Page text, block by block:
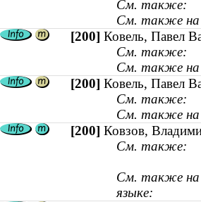
См. также:
См. также на
[200] Ковель, Павел
См. также:
См. также на
[200] Ковель, Павел
См. также:
См. также на
[200] Ковзов,
См. также:
См. также на
языке: